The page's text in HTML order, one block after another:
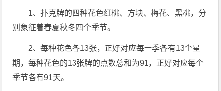
1、扑克牌的四种花色红桃、方块、梅花、黑桃，分
别象征着春夏秋冬四个季节。
2、每种花色各13张，正好对应每一季各有13个星
期，每种花色的13张牌的点数总和为91，正好对应每个
季节各有91天。